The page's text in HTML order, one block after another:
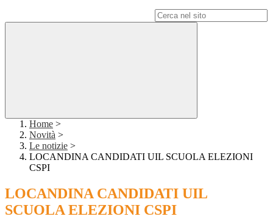
Home >
Novità >
Le notizie >
LOCANDINA CANDIDATI UIL SCUOLA ELEZIONI
CSPI
LOCANDINA CANDIDATI UIL
SCUOLA ELEZIONI CSPI